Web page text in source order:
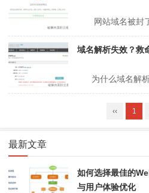
域名解析失效？救
‹‹ 1
最新文章
如何选择最佳的
与用户体验优化